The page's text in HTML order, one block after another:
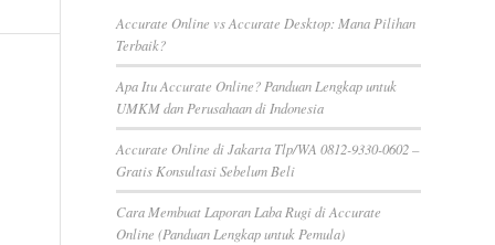
Accurate Online vs Accurate Desktop: Mana Pilihan
Terbaik?
Apa Itu Accurate Online? Panduan Lengkap untuk
UMKM dan Perusahaan di Indonesia
Accurate Online di Jakarta Tlp/WA 0812-9330-0602 –
Gratis Konsultasi Sebelum Beli
Cara Membuat Laporan Laba Rugi di Accurate
Online (Panduan Lengkap untuk Pemula)